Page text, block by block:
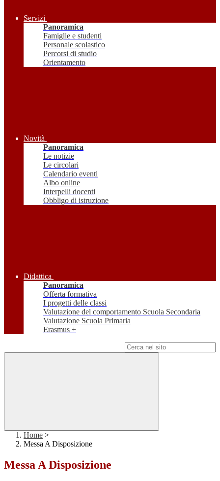
Servizi
Panoramica
Famiglie e studenti
Personale scolastico
Percorsi di studio
Orientamento
Novità
Panoramica
Le notizie
Le circolari
Calendario eventi
Albo online
Interpelli docenti
Obbligo di istruzione
Didattica
Panoramica
Offerta formativa
I progetti delle classi
Valutazione del comportamento Scuola Secondaria
Valutazione Scuola Primaria
Erasmus +
Home >
Messa A Disposizione
Messa A Disposizione